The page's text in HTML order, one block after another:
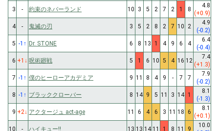
3
- 約束のネバーランド 10 3 5 2 7 2 1 8
4.8
(+0.9)
4
- 鬼滅の刃 3 5 2 8 2 7 10 2
4.9
(-0.2)
5 -1 ↑ Dr. STONE 6 8 13 1 4 9 6 4
6.4
(-0.4)
6 +1 ↓ 呪術廻戦 5 1 6 10 5 4 16 12
7.4
(+1.3)
7 -1 ↑ 僕のヒーローアカデミア 9 11 8 4 9 - 7 7
7.9
(-0.2)
8 -1 ↑ ブラッククローバー 8 14 9 5 11 3 14 1
8.1
(-1.3)
9 +2↓ アクタージュ act-age 11 6 4 6 3 11 18 6
8.1
(+0.1)
10
- ハイキュー!! 13 13 14 11 1 8 11 9
10.0